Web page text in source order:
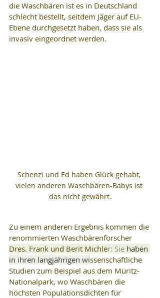
die Waschbären ist es in Deutschland
schlecht bestellt, seitdem Jäger auf EU-
Ebene durchgesetzt haben, dass sie als
invasiv eingeordnet werden.
Schenzi und Ed haben Glück gehabt,
vielen anderen Waschbären-Babys ist
das nicht gewährt.
Zu einem anderen Ergebnis kommen die
renommierten Waschbärenforscher
Dres. Frank und Berit Michler: Sie haben
in ihren langjährigen wissenschaftliche
Studien zum Beispiel aus dem Müritz-
Nationalpark, wo Waschbären die
höchsten Populationsdichten für